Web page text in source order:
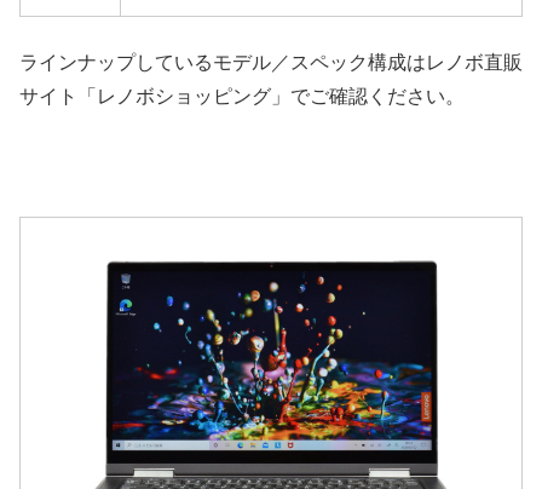
ラインナップしているモデル／スペック構成はレノボ直販
サイト「レノボショッピング」でご確認ください。